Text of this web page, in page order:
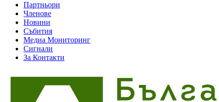
Партньори
Членове
Новини
Събития
Медиа Мониторинг
Сигнали
За Контакти